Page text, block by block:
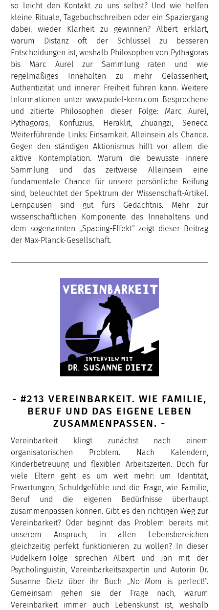
so leicht den Kontakt zu uns selbst? Und wie helfen
kleine Rituale, Tagebuchschreiben oder ein Spaziergang
dabei, wieder Klarheit zu gewinnen? Albert erklärt,
warum Distanz oft der Schlüssel zu besseren
Entscheidungen ist, weshalb Philosophen von Pythagoras
bis Marc Aurel zur Sammlung raten und wie
regelmäßiges Innehalten zu mehr Gelassenheit,
Authentizität und innerer Freiheit führen kann. Weitere
Informationen unter www.pudel-kern.com Besprochene
und zitierte Philosophen dieser Folge: Marc Aurel,
Pythagoras, Konfuzius, Heraklit, Zhuangzi, Seneca
Weiterführende Links: Einsamkeit. Alleinsein als Chance.
Gegen den ständigen Aktionismus hilft vor allem die
aktive Kontemplation. Warum die bewusste innere
Sammlung und das zeitweise Alleinsein eine
fundamentale Chance für unsere persönliche Reifung
sind, beleuchtet der Spektrum der Wissenschaft-Artikel.
Lernpausen sind gut fürs Gedächtnis. Mehr zur
wissenschaftlichen Komponente des Innehaltens und
dem sogenannten „Spacing-Effekt“ zeigt dieser Beitrag
der Max-Planck-Gesellschaft.
- #213 VEREINBARKEIT. WIE FAMILIE,
BERUF UND DAS EIGENE LEBEN
ZUSAMMENPASSEN. -
Vereinbarkeit klingt zunächst nach einem
organisatorischen Problem. Nach Kalendern,
Kinderbetreuung und flexiblen Arbeitszeiten. Doch für
viele Eltern geht es um weit mehr: um Identität,
Erwartungen, Schuldgefühle und die Frage, wie Familie,
Beruf und die eigenen Bedürfnisse überhaupt
zusammenpassen können. Gibt es den richtigen Weg zur
Vereinbarkeit? Oder beginnt das Problem bereits mit
unserem Anspruch, in allen Lebensbereichen
gleichzeitig perfekt funktionieren zu wollen? In dieser
Pudelkern-Folge sprechen Albert und Jan mit der
Psycholinguistin, Vereinbarkeitsexpertin und Autorin Dr.
Susanne Dietz über ihr Buch „No Mom is perfect!“.
Gemeinsam gehen sie der Frage nach, warum
Vereinbarkeit immer auch Lebenskunst ist, weshalb